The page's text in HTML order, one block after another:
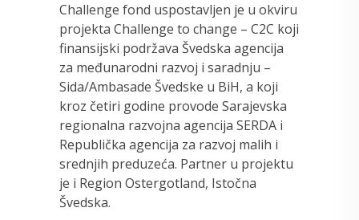
Challenge fond uspostavljen je u okviru
projekta Challenge to change – C2C koji
finansijski podržava Švedska agencija
za međunarodni razvoj i saradnju –
Sida/Ambasade Švedske u BiH, a koji
kroz četiri godine provode Sarajevska
regionalna razvojna agencija SERDA i
Republička agencija za razvoj malih i
srednjih preduzeća. Partner u projektu
je i Region Ostergotland, Istočna
Švedska.